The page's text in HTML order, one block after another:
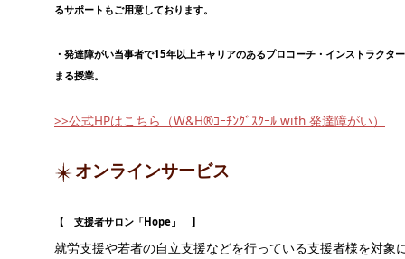
るサポートもご用意しております。
・発達障がい当事者で15年以上キャリアのあるプロコーチ・インストラクタ
まる授業。
>>公式HPはこちら（W&H®ｺｰﾁﾝｸﾞｽｸｰﾙ with 発達障がい）
オンラインサービス
【 支援者サロン「Hope」 】
就労支援や若者の自立支援などを行っている支援者様を対象